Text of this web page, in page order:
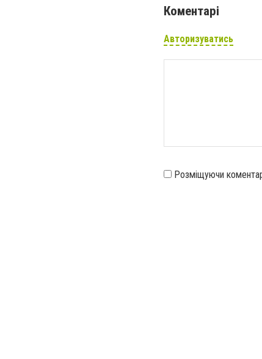
Коментарі
Авторизуватись
Розміщуючи